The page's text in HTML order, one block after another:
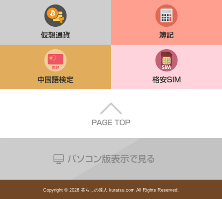
仮想通貨 簿記
中国語検定 格安SIM
Copyright © 2026 暮らしの達人 kuratsu.com All Rights Reserved.